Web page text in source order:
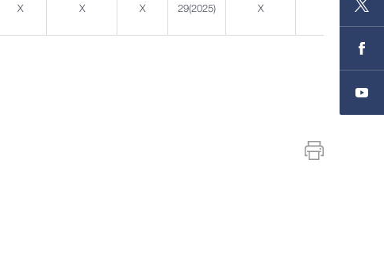
X X X 29(2025) X